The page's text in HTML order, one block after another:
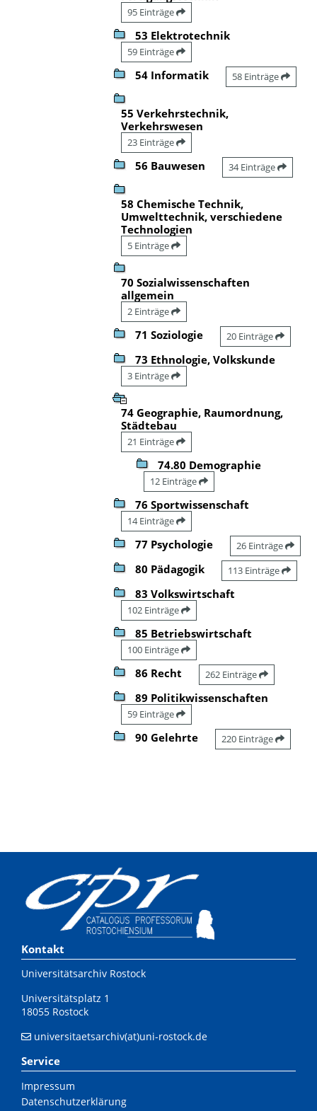
95 Einträge
53 Elektrotechnik
59 Einträge
54 Informatik 58 Einträge
55 Verkehrstechnik,
Verkehrswesen
23 Einträge
56 Bauwesen 34 Einträge
58 Chemische Technik,
Umwelttechnik, verschiedene
Technologien
5 Einträge
70 Sozialwissenschaften
allgemein
2 Einträge
71 Soziologie 20 Einträge
73 Ethnologie, Volkskunde
3 Einträge
74 Geographie, Raumordnung,
Städtebau
21 Einträge
74.80 Demographie
12 Einträge
76 Sportwissenschaft
14 Einträge
77 Psychologie 26 Einträge
80 Pädagogik 113 Einträge
83 Volkswirtschaft
102 Einträge
85 Betriebswirtschaft
100 Einträge
86 Recht 262 Einträge
89 Politikwissenschaften
59 Einträge
90 Gelehrte 220 Einträge
Kontakt
Universitätsarchiv Rostock
Universitätsplatz 1
18055 Rostock
universitaetsarchiv(at)uni-rostock.de
Service
Impressum
Datenschutzerklärung